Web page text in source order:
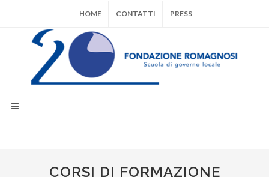
HOME CONTATTI PRESS
CORSI DI FORMAZIONE